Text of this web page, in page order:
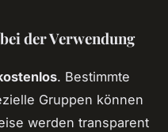
der Verwendung
. Bestimmte
Gruppen können
werden transparent